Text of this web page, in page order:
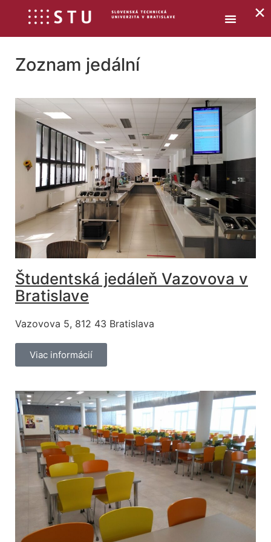
Zoznam jedální
Študentská jedáleň Vazovova v
Bratislave
Vazovova 5, 812 43 Bratislava
Viac informácií
×
Nevyhnutné
Tieto súbory
cookie nie sú
voliteľné. Sú
potrebné pre
fungovanie
webovej
Štatistiky